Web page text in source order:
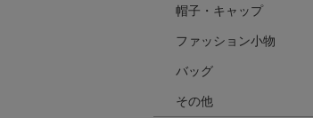
帽子・キャップ
ファッション小物
バッグ
その他